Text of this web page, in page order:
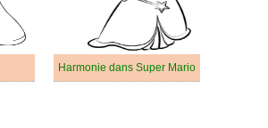
Harmonie dans Super Mario